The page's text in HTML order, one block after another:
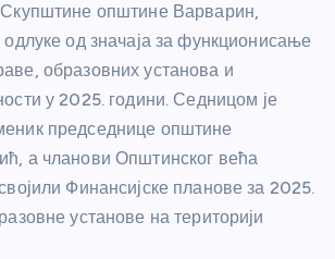
општине Варварин,
одлуке од значаја за функционисање
образовних установа и
у 2025. години. Седницом је
председнице општине
а чланови Општинског већа
Финансијске планове за 2025.
установе на територији